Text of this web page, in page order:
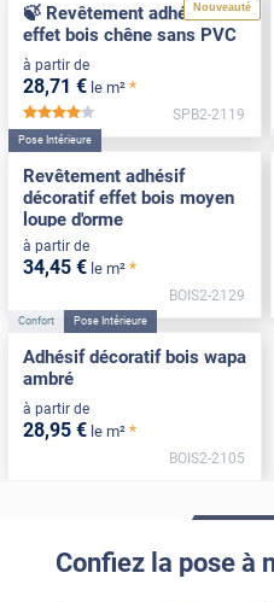
Nouveauté
🍃 Revêtement adhésif
effet bois chêne sans PVC
à partir de
28,71 € le m² *
*****
SPB2-2119
Pose Intérieure
Revêtement adhésif
décoratif effet bois moyen
loupe d'orme
à partir de
34,45 € le m² *
BOIS2-2129
Confort Pose Intérieure
Adhésif décoratif bois wapa
ambré
à partir de
28,95 € le m² *
BOIS2-2105
Confiez la pose à